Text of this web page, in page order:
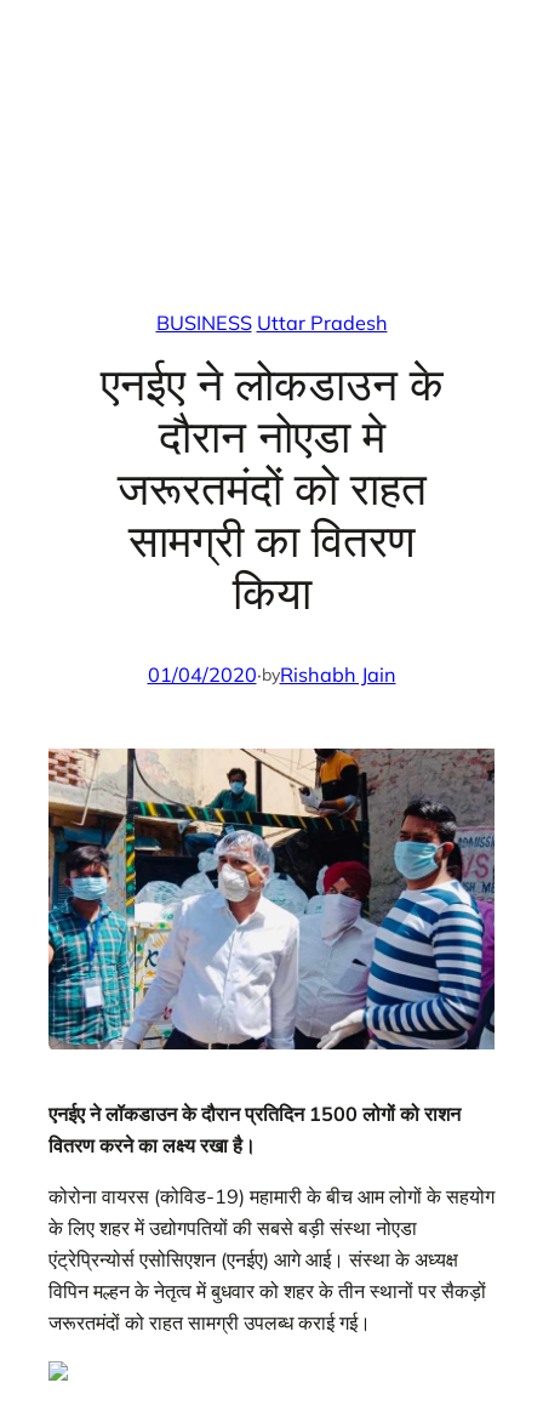
BUSINESS Uttar Pradesh
एनईए ने लोकडाउन के
दौरान नोएडा मे
जरूरतमंदों को राहत
सामग्री का वितरण
किया
01/04/2020·byRishabh Jain
एनईए ने लॉकडाउन के दौरान प्रतिदिन 1500 लोगों को राशन
वितरण करने का लक्ष्य रखा है।
कोरोना वायरस (कोविड-19) महामारी के बीच आम लोगों के सहयोग
के लिए शहर में उद्योगपतियों की सबसे बड़ी संस्था नोएडा
एंट्रेप्रिन्योर्स एसोसिएशन (एनईए) आगे आई। संस्था के अध्यक्ष
विपिन मल्हन के नेतृत्व में बुधवार को शहर के तीन स्थानों पर सैकड़ों
जरूरतमंदों को राहत सामग्री उपलब्ध कराई गई।